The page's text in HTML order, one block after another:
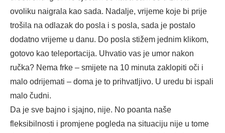
ovoliku naigrala kao sada. Nadalje, vrijeme koje bi prije
trošila na odlazak do posla i s posla, sada je postalo
dodatno vrijeme u danu. Do posla stižem jednim klikom,
gotovo kao teleportacija. Uhvatio vas je umor nakon
ručka? Nema frke – smijete na 10 minuta zaklopiti oči i
malo odrijemati – doma je to prihvatljivo. U uredu bi ispali
malo čudni.
Da je sve bajno i sjajno, nije. No poanta naše
fleksibilnosti i promjene pogleda na situaciju nije u tome